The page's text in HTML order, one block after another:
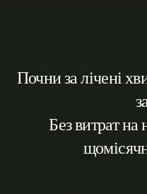
Почни за лічені
Без витрат